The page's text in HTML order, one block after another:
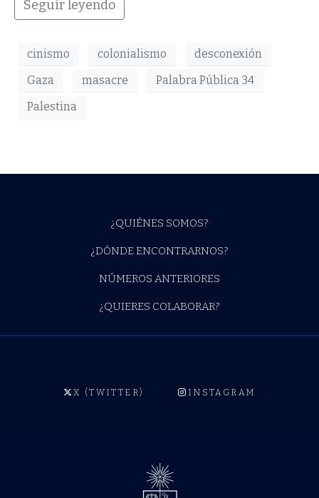
Seguir leyendo
cinismo colonialismo
desconexión
Gaza
masacre
Palabra Pública 34
Palestina
¿QUIÉNES SOMOS?
¿DÓNDE ENCONTRARNOS?
NÚMEROS ANTERIORES
¿QUIERES COLABORAR?
X (TWITTER) INSTAGRAM